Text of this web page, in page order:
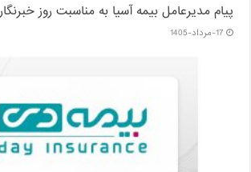
پیام مدیرعامل بیمه آسیا به مناسبت روز خبرنگار
17-مرداد-1405